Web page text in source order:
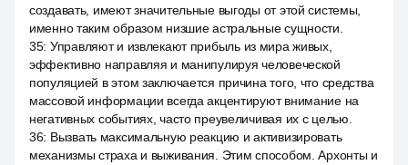
создавать, имеют значительные выгоды от этой системы,
именно таким образом низшие астральные сущности.
35: Управляют и извлекают прибыль из мира живых,
эффективно направляя и манипулируя человеческой
популяцией в этом заключается причина того, что средства
массовой информации всегда акцентируют внимание на
негативных событиях, часто преувеличивая их с целью.
36: Вызвать максимальную реакцию и активизировать
механизмы страха и выживания. Этим способом. Архонты и